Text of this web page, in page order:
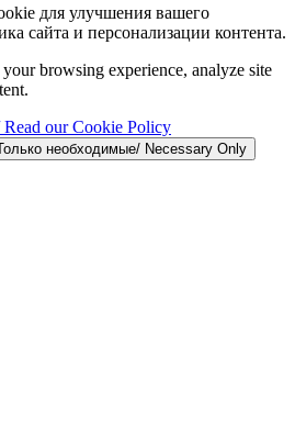
для улучшения вашего
сайта и персонализации контента.
browsing experience, analyze site
Read our Cookie Policy
необходимые/ Necessary Only